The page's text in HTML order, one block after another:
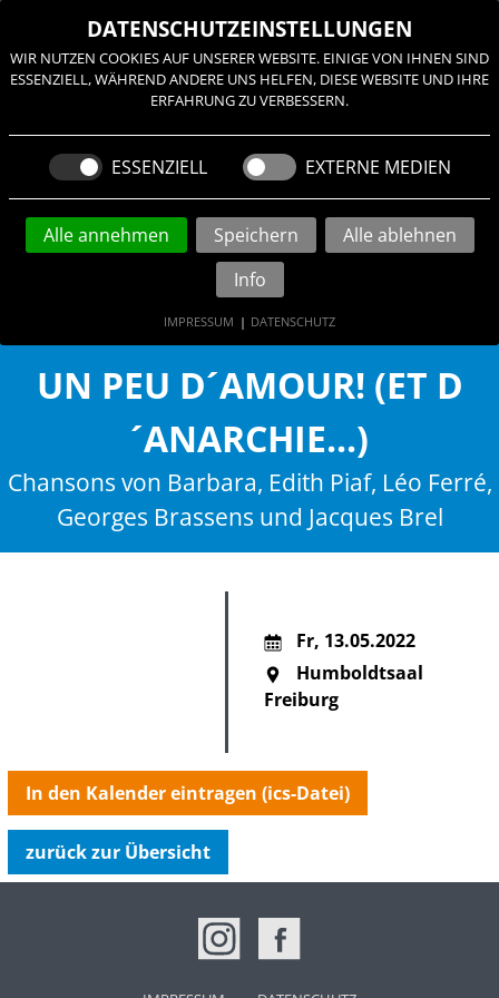
≡
UN PEU D´AMOUR! (ET D
´ANARCHIE...)
Chansons von Barbara, Edith Piaf, Léo Ferré,
Georges Brassens und Jacques Brel
Fr, 13.05.2022
Humboldtsaal
Freiburg
In den Kalender eintragen (ics-Datei)
zurück zur Übersicht
DATENSCHUTZEINSTELLUNGEN
WIR NUTZEN COOKIES AUF UNSERER WEBSITE. EINIGE VON IHNEN SIND
ESSENZIELL, WÄHREND ANDERE UNS HELFEN, DIESE WEBSITE UND IHRE
ERFAHRUNG ZU VERBESSERN.
ESSENZIELL EXTERNE MEDIEN
Alle annehmen Speichern
Alle ablehnen
Info
IMPRESSUM | DATENSCHUTZ